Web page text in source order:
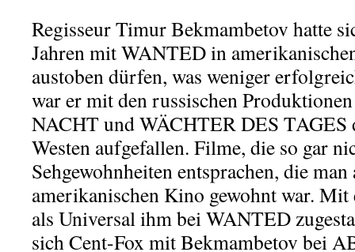
Regisseur Timur Bekmambetov hatte
Jahren mit WANTED in
austoben dürfen, was weniger
war er mit den russischen
NACHT und WÄCHTER DES TAGES
Westen aufgefallen. Filme, die so gar
Sehgewohnheiten entsprachen, die man
amerikanischen Kino gewohnt war.
als Universal ihm bei WANTED
sich Cent-Fox mit Bekmambetov bei